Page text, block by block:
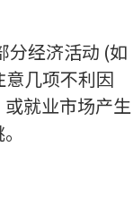
分经济活动 (如
几项不利因
就业市场产生